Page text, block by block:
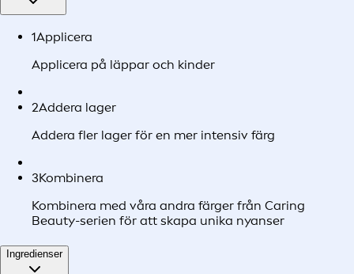
1Applicera
Applicera på läppar och kinder
2Addera lager
Addera fler lager för en mer intensiv färg
3Kombinera
Kombinera med våra andra färger från Caring
Beauty-serien för att skapa unika nyanser
Ingredienser